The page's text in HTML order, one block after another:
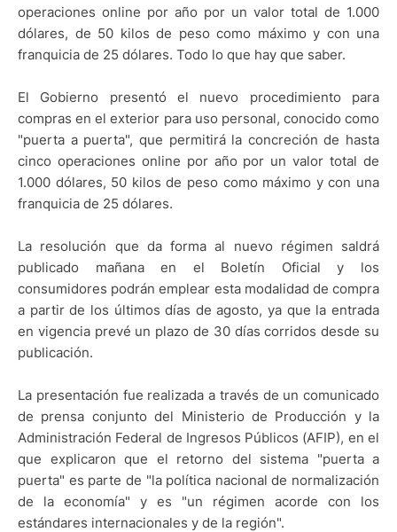
operaciones online por año por un valor total de 1.000
dólares, de 50 kilos de peso como máximo y con una
franquicia de 25 dólares. Todo lo que hay que saber.
El Gobierno presentó el nuevo procedimiento para
compras en el exterior para uso personal, conocido como
"puerta a puerta", que permitirá la concreción de hasta
cinco operaciones online por año por un valor total de
1.000 dólares, 50 kilos de peso como máximo y con una
franquicia de 25 dólares.
La resolución que da forma al nuevo régimen saldrá
publicado mañana en el Boletín Oficial y los
consumidores podrán emplear esta modalidad de compra
a partir de los últimos días de agosto, ya que la entrada
en vigencia prevé un plazo de 30 días corridos desde su
publicación.
La presentación fue realizada a través de un comunicado
de prensa conjunto del Ministerio de Producción y la
Administración Federal de Ingresos Públicos (AFIP), en el
que explicaron que el retorno del sistema "puerta a
puerta" es parte de "la política nacional de normalización
de la economía" y es "un régimen acorde con los
estándares internacionales y de la región".